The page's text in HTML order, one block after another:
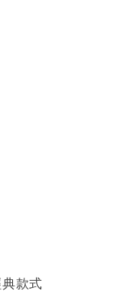
款式